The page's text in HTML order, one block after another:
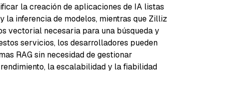
la creación de aplicaciones de IA listas
inferencia de modelos, mientras que Zilliz
vectorial necesaria para una búsqueda y
servicios, los desarrolladores pueden
RAG sin necesidad de gestionar
la escalabilidad y la fiabilidad